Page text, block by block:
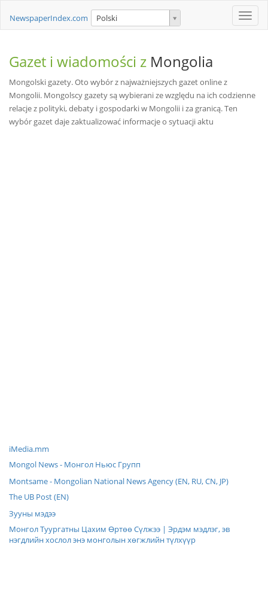
Toggle
NewspaperIndex.com Polski
Gazet i wiadomości z Mongolia
Mongolski gazety. Oto wybór z najważniejszych gazet online z
Mongolii. Mongolscy gazety są wybierani ze względu na ich codzienne
relacje z polityki, debaty i gospodarki w Mongolii i za granicą. Ten
wybór gazet daje zaktualizować informacje o sytuacji aktu
iMedia.mm
Mongol News - Монгол Ньюс Групп
Montsame - Mongolian National News Agency (EN, RU, CN, JP)
The UB Post (EN)
Зууны мэдээ
Монгол Туургатны Цахим Өртөө Сүлжээ | Эрдэм мэдлэг, эв
нэгдлийн хослол энэ монголын хөгжлийн түлхүүр